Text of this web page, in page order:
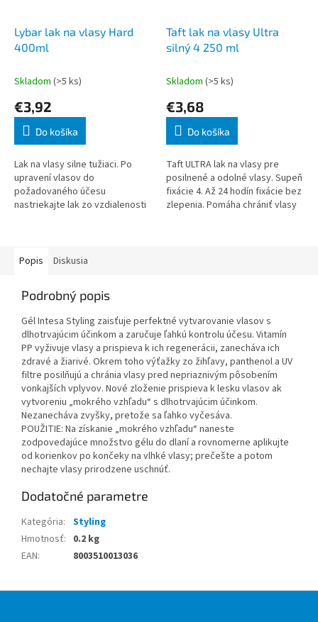
Lybar lak na vlasy Hard
400ml
Skladom (>5 ks)
€3,92
Do košíka
Lak na vlasy silne tužiaci. Po
upravení vlasov do
požadovaného účesu
nastriekajte lak zo vzdialenosti
Taft lak na vlasy Ultra
silný 4 250 ml
Skladom (>5 ks)
€3,68
Do košíka
Taft ULTRA lak na vlasy pre
posilnené a odolné vlasy. Supeň
fixácie 4. Až 24 hodín fixácie bez
zlepenia. Pomáha chrániť vlasy
Popis Diskusia
Podrobný popis
Gél Intesa Styling zaisťuje perfektné vytvarovanie vlasov s
dlhotrvajúcim účinkom a zaručuje ľahkú kontrolu účesu. Vitamín
PP vyživuje vlasy a prispieva k ich regenerácii, zanecháva ich
zdravé a žiarivé. Okrem toho výťažky zo žihľavy, panthenol a UV
filtre posilňujú a chránia vlasy pred nepriaznivým pôsobením
vonkajších vplyvov. Nové zloženie prispieva k lesku vlasov ak
vytvoreniu „mokrého vzhľadu“ s dlhotrvajúcim účinkom.
Nezanecháva zvyšky, pretože sa ľahko vyčesáva.
POUŽITIE: Na získanie „mokrého vzhľadu“ naneste
zodpovedajúce množstvo gélu do dlaní a rovnomerne aplikujte
od korienkov po končeky na vlhké vlasy; prečešte a potom
nechajte vlasy prirodzene uschnúť.
Dodatočné parametre
Kategória: Styling
Hmotnosť: 0.2 kg
EAN: 8003510013036